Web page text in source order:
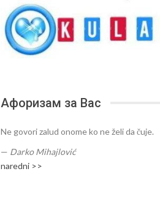
Афоризам за Вас
Ne govori zalud onome ko ne želi da čuje.
— Darko Mihajlović
naredni >>